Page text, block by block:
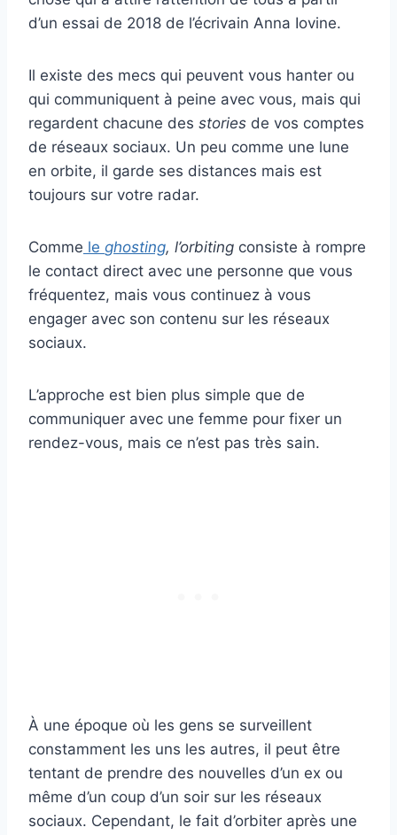
d’un essai de 2018 de l’écrivain Anna Iovine.
Il existe des mecs qui peuvent vous hanter ou
qui communiquent à peine avec vous, mais qui
regardent chacune des stories de vos comptes
de réseaux sociaux. Un peu comme une lune
en orbite, il garde ses distances mais est
toujours sur votre radar.
Comme le ghosting, l’orbiting consiste à rompre
le contact direct avec une personne que vous
fréquentez, mais vous continuez à vous
engager avec son contenu sur les réseaux
sociaux.
L’approche est bien plus simple que de
communiquer avec une femme pour fixer un
rendez-vous, mais ce n’est pas très sain.
À une époque où les gens se surveillent
constamment les uns les autres, il peut être
tentant de prendre des nouvelles d’un ex ou
même d’un coup d’un soir sur les réseaux
sociaux. Cependant, le fait d’orbiter après une